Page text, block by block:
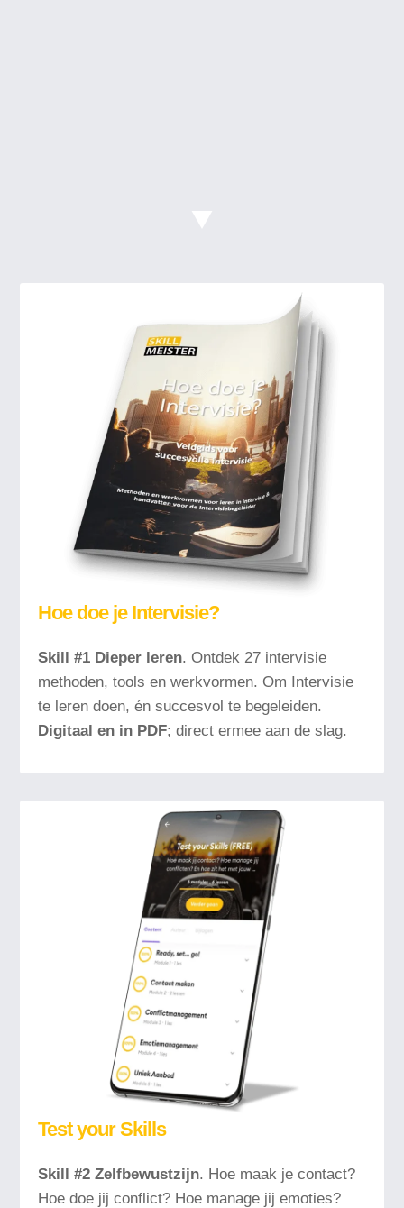
Hoe doe je Intervisie?
Skill #1 Dieper leren. Ontdek 27 intervisie
methoden, tools en werkvormen. Om Intervisie
te leren doen, én succesvol te begeleiden.
Digitaal en in PDF; direct ermee aan de slag.
Test your Skills
Skill #2 Zelfbewustzijn. Hoe maak je contact?
Hoe doe jij conflict? Hoe manage jij emoties?